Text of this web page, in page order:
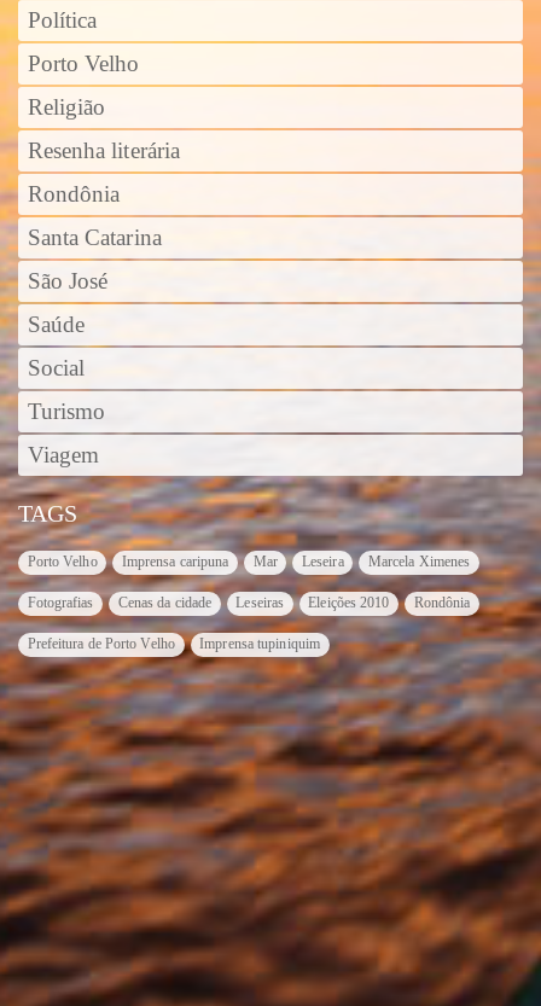
Política
Porto Velho
Religião
Resenha literária
Rondônia
Santa Catarina
São José
Saúde
Social
Turismo
Viagem
TAGS
Porto Velho Imprensa caripuna Mar Leseira Marcela Ximenes
Fotografias Cenas da cidade Leseiras Eleições 2010 Rondônia
Prefeitura de Porto Velho Imprensa tupiniquim